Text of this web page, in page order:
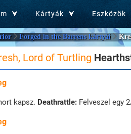
Kártyák Eszközök
Forged in the Barrens kártyái
Lord of Turtling
kapsz. Deathrattle: Felveszel egy